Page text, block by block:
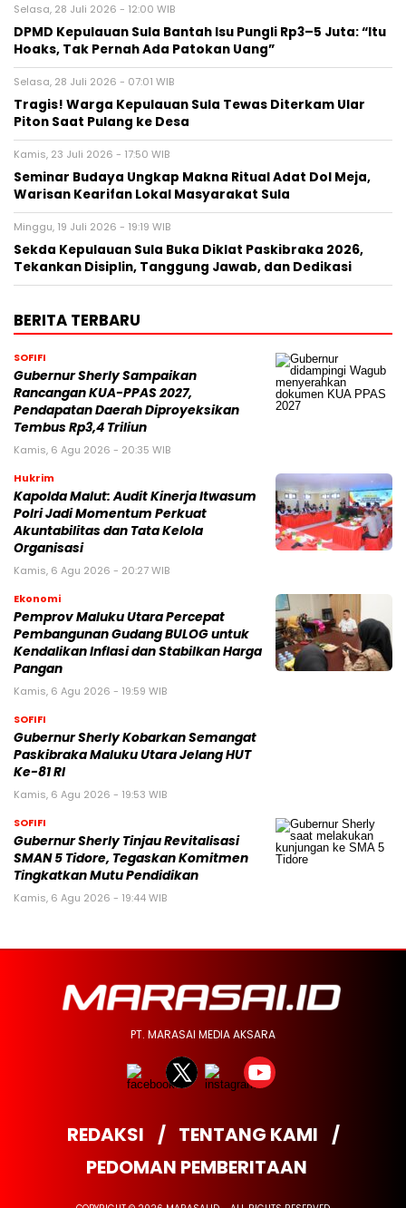
Selasa, 28 Juli 2026 - 12:00 WIB
DPMD Kepulauan Sula Bantah Isu Pungli Rp3–5 Juta: “Itu
Hoaks, Tak Pernah Ada Patokan Uang”
Selasa, 28 Juli 2026 - 07:01 WIB
Tragis! Warga Kepulauan Sula Tewas Diterkam Ular
Piton Saat Pulang ke Desa
Kamis, 23 Juli 2026 - 17:50 WIB
Seminar Budaya Ungkap Makna Ritual Adat Dol Meja,
Warisan Kearifan Lokal Masyarakat Sula
Minggu, 19 Juli 2026 - 19:19 WIB
Sekda Kepulauan Sula Buka Diklat Paskibraka 2026,
Tekankan Disiplin, Tanggung Jawab, dan Dedikasi
BERITA TERBARU
SOFIFI
Gubernur Sherly Sampaikan
Rancangan KUA-PPAS 2027,
Pendapatan Daerah Diproyeksikan
Tembus Rp3,4 Triliun
Kamis, 6 Agu 2026 - 20:35 WIB
Hukrim
Kapolda Malut: Audit Kinerja Itwasum
Polri Jadi Momentum Perkuat
Akuntabilitas dan Tata Kelola
Organisasi
Kamis, 6 Agu 2026 - 20:27 WIB
Ekonomi
Pemprov Maluku Utara Percepat
Pembangunan Gudang BULOG untuk
Kendalikan Inflasi dan Stabilkan Harga
Pangan
Kamis, 6 Agu 2026 - 19:59 WIB
SOFIFI
Gubernur Sherly Kobarkan Semangat
Paskibraka Maluku Utara Jelang HUT
Ke-81 RI
Kamis, 6 Agu 2026 - 19:53 WIB
SOFIFI
Gubernur Sherly Tinjau Revitalisasi
SMAN 5 Tidore, Tegaskan Komitmen
Tingkatkan Mutu Pendidikan
Kamis, 6 Agu 2026 - 19:44 WIB
PT. MARASAI MEDIA AKSARA
REDAKSI
TENTANG KAMI
PEDOMAN PEMBERITAAN